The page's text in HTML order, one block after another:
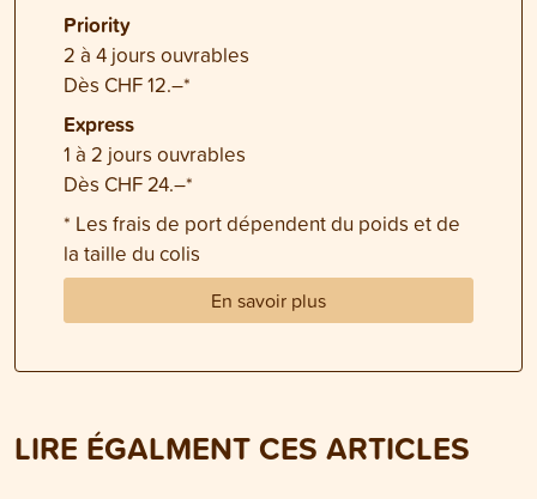
Priority
2 à 4 jours ouvrables
Dès CHF 12.–*
Express
1 à 2 jours ouvrables
Dès CHF 24.–*
* Les frais de port dépendent du poids et de
la taille du colis
En savoir plus
LIRE ÉGALMENT CES ARTICLES